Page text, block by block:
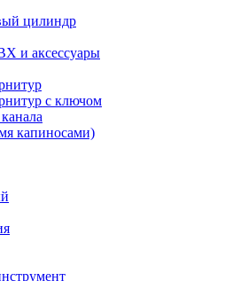
цилиндр
и аксессуары
с ключом
капиносами)